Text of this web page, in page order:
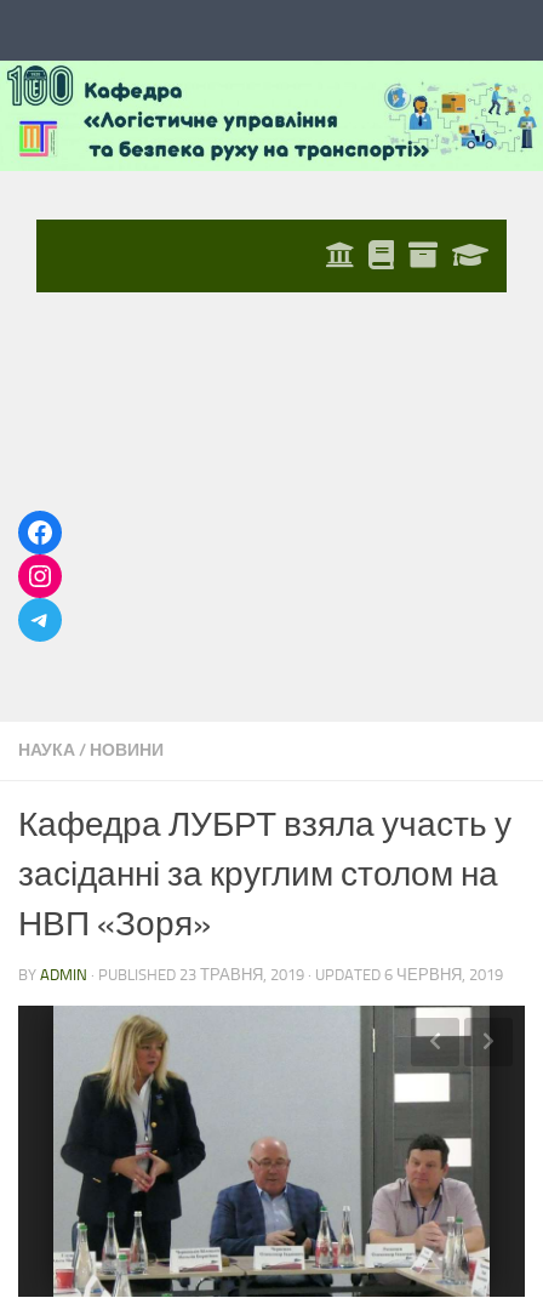
НАУКА/ НОВИНИ
Кафедра ЛУБРТ взяла участь у
засіданні за круглим столом на
НВП «Зоря»
BY ADMIN · PUBLISHED 23 ТРАВНЯ, 2019 · UPDATED 6 ЧЕРВНЯ, 2019